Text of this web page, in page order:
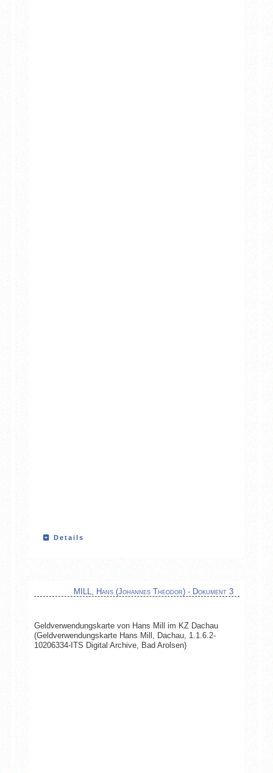
Details
MILL, Hans (Johannes Theodor) - Dokument 3
Geldverwendungskarte von Hans Mill im KZ Dachau
(Geldverwendungskarte Hans Mill, Dachau, 1.1.6.2-
10206334-ITS Digital Archive, Bad Arolsen)